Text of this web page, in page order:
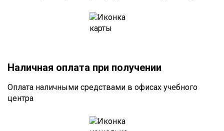
Наличная оплата при получении
Оплата наличными средствами в офисах учебного
центра